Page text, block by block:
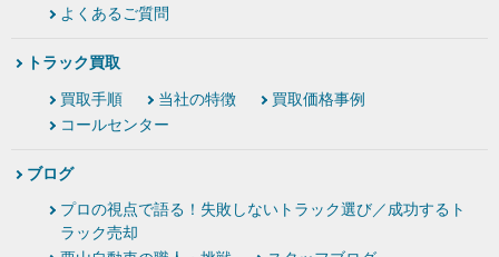
よくあるご質問
トラック買取
買取手順 当社の特徴
買取価格事例
コールセンター
ブログ
プロの視点で語る！失敗しないトラック選び／成功するト
ラック売却